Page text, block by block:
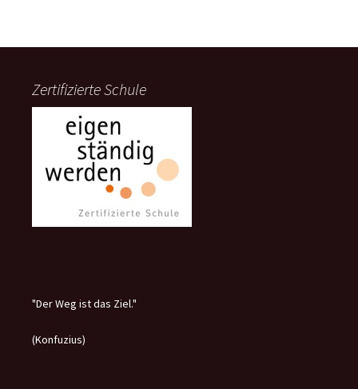
Zertifizierte Schule
"Der Weg ist das Ziel."
(Konfuzius)